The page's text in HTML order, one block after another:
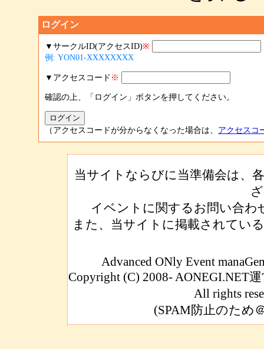
ログイン
▼サークルID(アクセスID)※
例: YON01-XXXXXXXX
▼アクセスコード ※
確認の上、「ログイン」ボタンを押してください。
（アクセスコードが分からなくなった場合は、 アクセスコ
当サイトならびに当準備会は、
イベントに関するお問い合わ
また、当サイトに掲載されてい
Advanced ONly Event
Copyright (C) 2008- AONEGI.NET
All rights
(SPAM防止のため